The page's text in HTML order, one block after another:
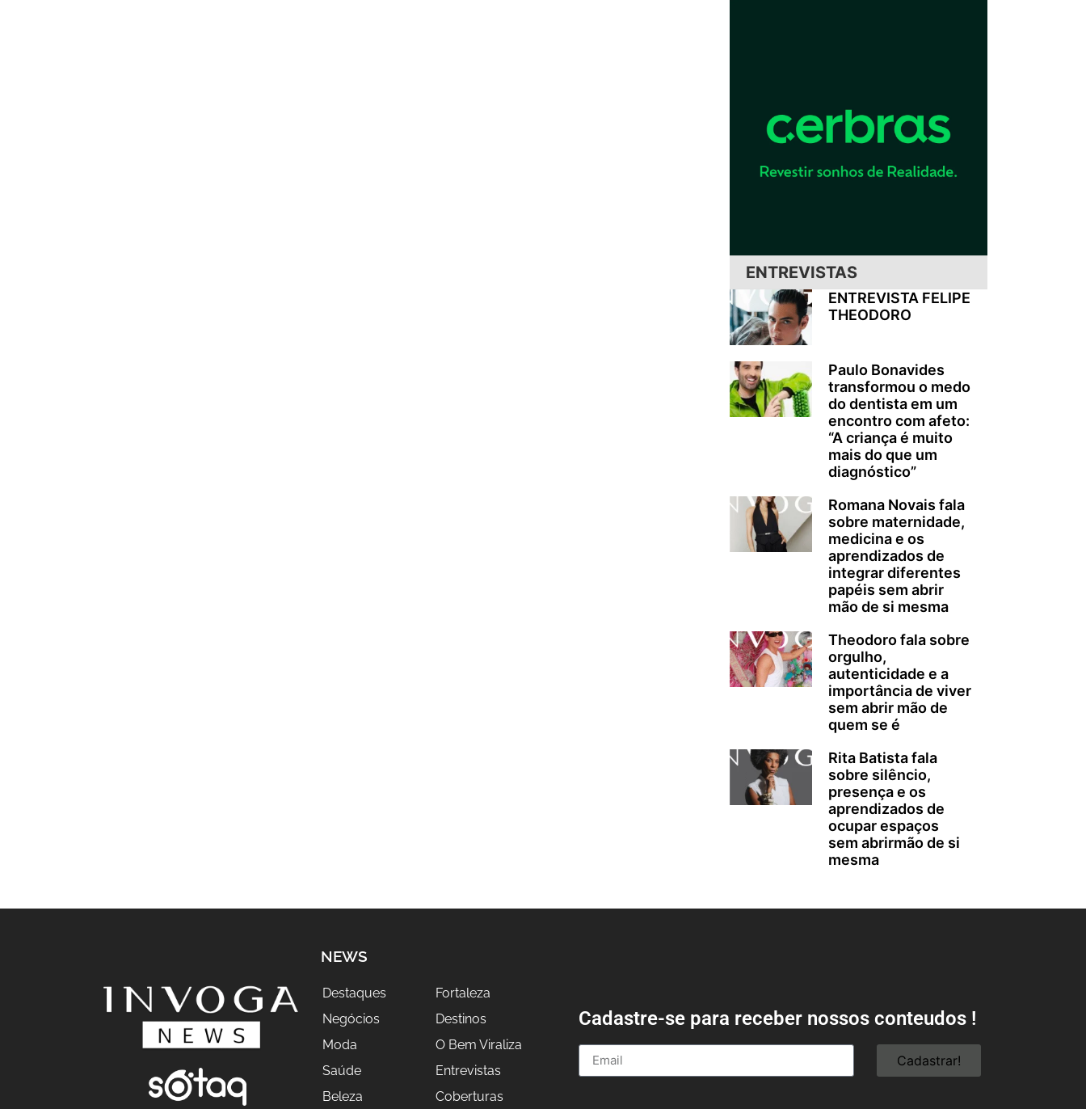
ENTREVISTAS
ENTREVISTA FELIPE
THEODORO
Paulo Bonavides
transformou o medo
do dentista em um
encontro com afeto:
“A criança é muito
mais do que um
diagnóstico”
Romana Novais fala
sobre maternidade,
medicina e os
aprendizados de
integrar diferentes
papéis sem abrir
mão de si mesma
Theodoro fala sobre
orgulho,
autenticidade e a
importância de viver
sem abrir mão de
quem se é
Rita Batista fala
sobre silêncio,
presença e os
aprendizados de
ocupar espaços
sem abrirmão de si
mesma
NEWS
Destaques
Negócios
Moda
Saúde
Beleza
Fortaleza
Destinos
O Bem Viraliza
Entrevistas
Coberturas
Cadastre-se para receber nossos conteudos !
Cadastrar!